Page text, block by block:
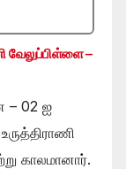
வேலுப்பிள்ளை –
– 02 ஐ
காலமானார்.